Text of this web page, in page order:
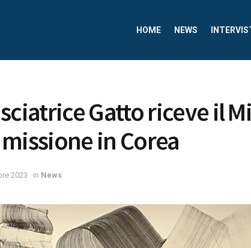
HOME NEWS
Gatto riceve il
in Corea
2023 in News